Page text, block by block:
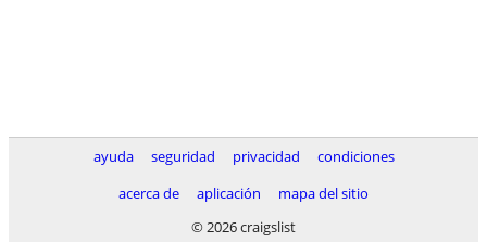
ayuda seguridad privacidad
condiciones
acerca de
aplicación
mapa del sitio
© 2026 craigslist